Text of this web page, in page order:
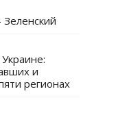
и
регионах